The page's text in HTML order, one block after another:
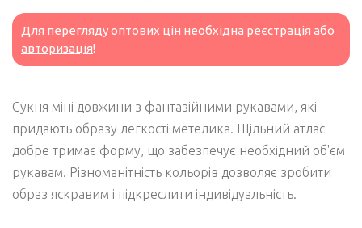
Для перегляду оптових цін необхідна реєстрація або
авторизація!
Сукня міні довжини з фантазійними рукавами, які
придають образу легкості метелика. Щільний атлас
добре тримає форму, що забезпечує необхідний об'єм
рукавам. Різноманітність кольорів дозволяє зробити
образ яскравим і підкреслити індивідуальність.